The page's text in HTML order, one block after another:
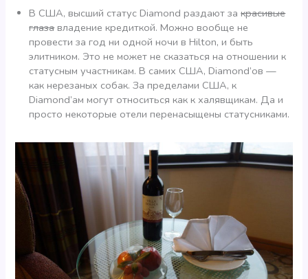
В США, высший статус Diamond раздают закрасивые
глазавладение кредиткой. Можно вообще не
провести за год ни одной ночи в Hilton, и быть
элитником. Это не может не сказаться на отношении к
статусным участникам. В самих США, Diamond’ов —
как нерезаных собак. За пределами США, к
Diamond’ам могут относиться как к халявщикам. Да и
просто некоторые отели перенасыщены статусниками.